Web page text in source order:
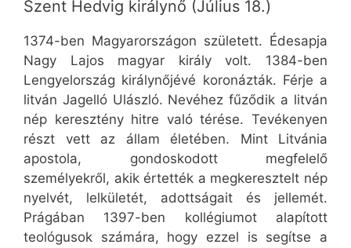
Szent Hedvig királynő (Július 18.)
1374-ben Magyarországon született. Édesapja
Nagy Lajos magyar király volt. 1384-ben
Lengyelország királynőjévé koronázták. Férje a
litván Jagelló Ulászló. Nevéhez fűződik a litván
nép keresztény hitre való térése. Tevékenyen
részt vett az állam életében. Mint Litvánia
apostola, gondoskodott megfelelő
személyekről, akik értették a megkeresztelt nép
nyelvét, lelkületét, adottságait és jellemét.
Prágában 1397-ben kollégiumot alapított
teológusok számára, hogy ezzel is segítse a